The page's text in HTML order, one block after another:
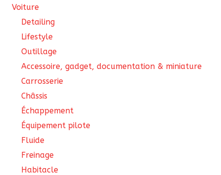
Voiture
Detailing
Lifestyle
Outillage
Accessoire, gadget, documentation & miniature
Carrosserie
Châssis
Échappement
Équipement pilote
Fluide
Freinage
Habitacle